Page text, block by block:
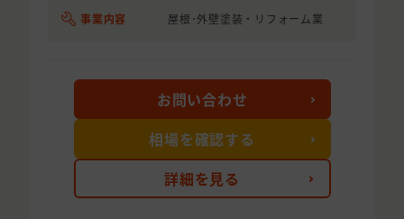
事業内容 屋根･外壁塗装・リフォーム業
詳細を見る
お問い合わせ
相場を確認する